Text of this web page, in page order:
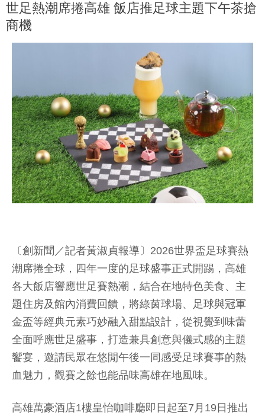
世足熱潮席捲高雄 飯店推足球主題下午茶搶
商機
〔創新聞／記者黃淑貞報導〕2026世界盃足球賽熱
潮席捲全球，四年一度的足球盛事正式開踢，高雄
各大飯店響應世足賽熱潮，結合在地特色美食、主
題住房及館內消費回饋，將綠茵球場、足球與冠軍
金盃等經典元素巧妙融入甜點設計，從視覺到味蕾
全面呼應世足盛事，打造兼具創意與儀式感的主題
饗宴，邀請民眾在悠閒午後一同感受足球賽事的熱
血魅力，觀賽之餘也能品味高雄在地風味。
高雄萬豪酒店1樓皇怡咖啡廳即日起至7月19日推出